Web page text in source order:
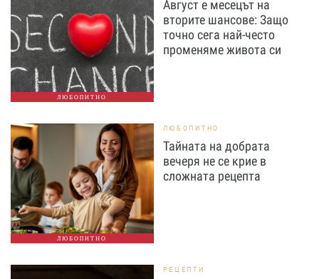
ЛЮБОПИТНО
Август е месецът на
вторите шансове: Защо
точно сега най-често
променяме живота си
ЛЮБОПИТНО
ЛЮБОПИТНО
Тайната на добрата
вечеря не се крие в
сложната рецепта
РЕЦЕПТИ